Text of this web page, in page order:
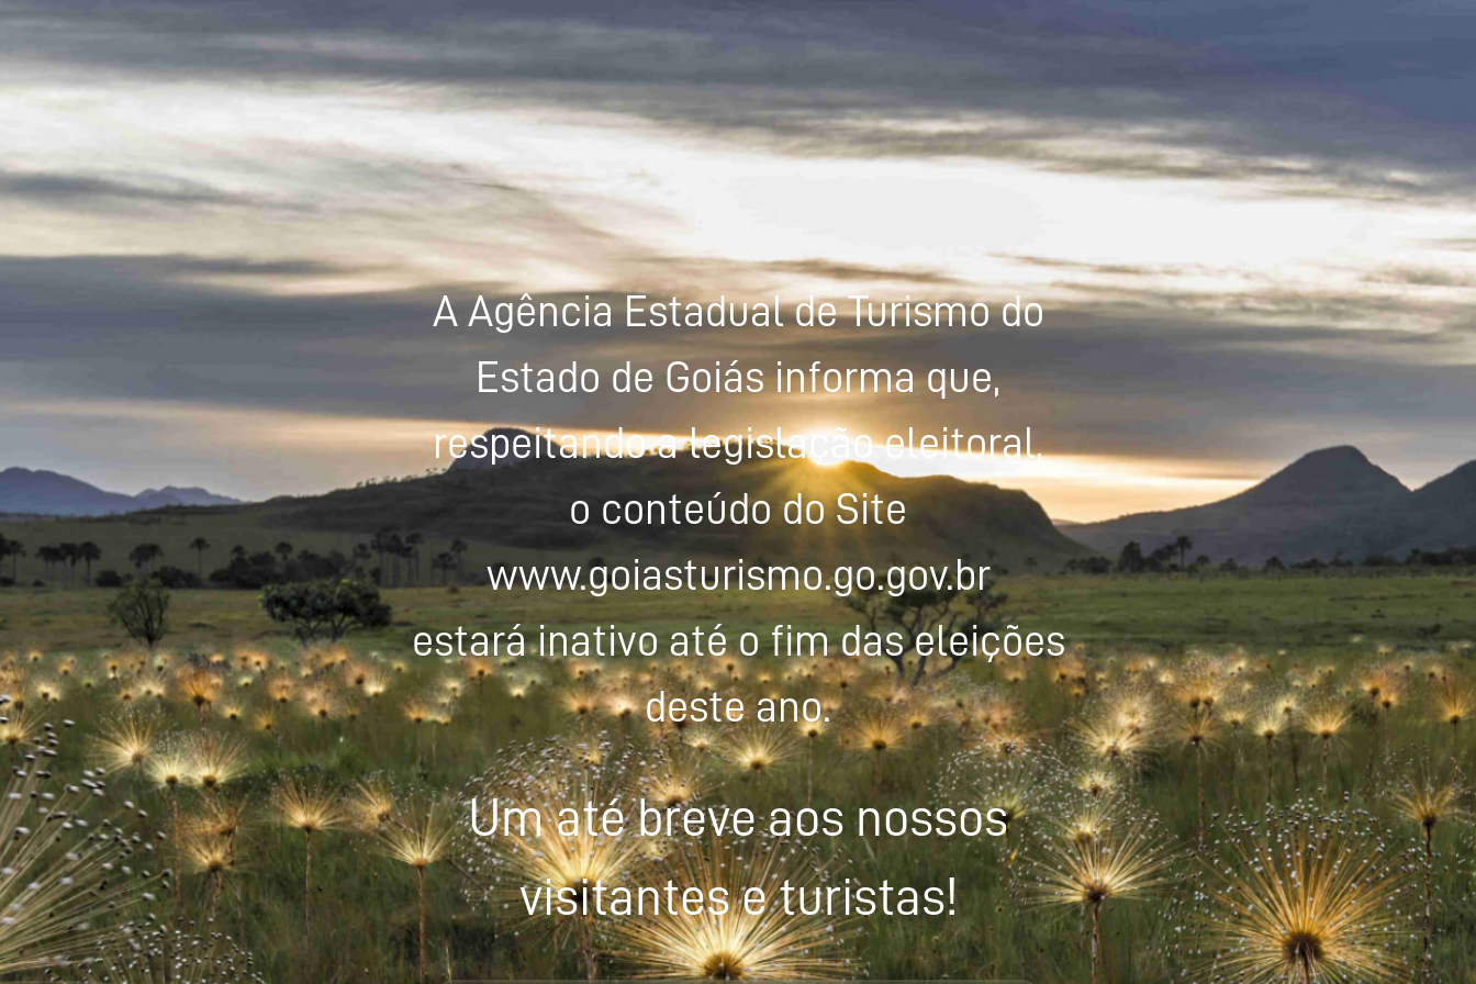
A Agência Estadual de Turismo do
Estado de Goiás informa que,
respeitando a legislação eleitoral,
o conteúdo do Site
www.goiasturismo.go.gov.br
estará inativo até o fim das eleições
deste ano.
Um até breve aos nossos
visitantes e turistas!